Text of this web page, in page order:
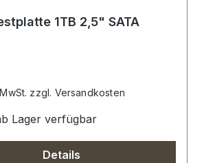
1TB 2,5" SATA
zzgl. Versandkosten
Lager verfügbar
Details